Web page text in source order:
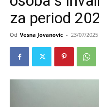
za period
Od Vesna Jovanovic - 23/07/